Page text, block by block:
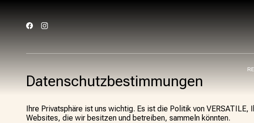
Datenschutzbestimmungen
Ihre Privatsphäre ist uns wichtig. Es ist die Politik von
Websites, die wir besitzen und betreiben, sammeln könnten.